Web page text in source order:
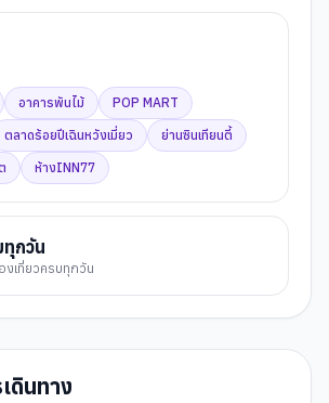
อาคารพันไม้
POP MART
ตลาดร้อยปีเฉินหวังเมี่ยว
ย่านซินเทียนตี้
ห้างINN77
ทุกวัน
งเที่ยวครบทุกวัน
ดินทาง